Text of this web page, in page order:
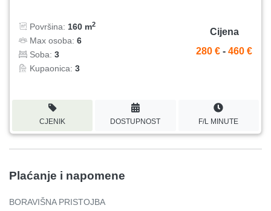
Površina: 160 m2
Max osoba: 6
Soba: 3
Kupaonica: 3
Cijena
280 € - 460 €
CJENIK DOSTUPNOST F/L MINUTE
Plaćanje i napomene
BORAVIŠNA PRISTOJBA